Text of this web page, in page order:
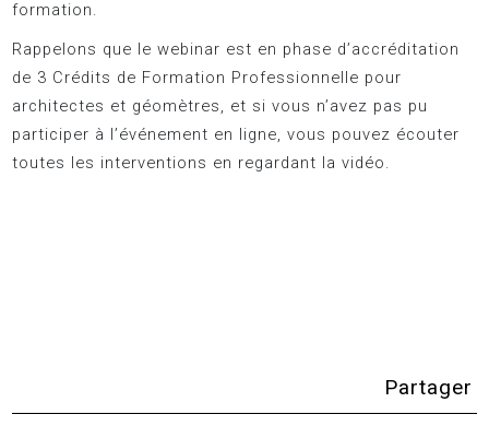
formation.
Rappelons que le webinar est en phase d’accréditation
de 3 Crédits de Formation Professionnelle pour
architectes et géomètres, et si vous n’avez pas pu
participer à l’événement en ligne, vous pouvez écouter
toutes les interventions en regardant la vidéo.
Partager